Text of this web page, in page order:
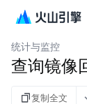
veImageX
统计与监控
查询镜像
复制全文